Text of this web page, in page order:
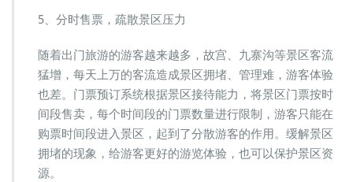
5、分时售票，疏散景区压力
随着出门旅游的游客越来越多，故宫、九寨沟等景区客流
猛增，每天上万的客流造成景区拥堵、管理难，游客体验
也差。门票预订系统根据景区接待能力，将景区门票按时
间段售卖，每个时间段的门票数量进行限制，游客只能在
购票时间段进入景区，起到了分散游客的作用。缓解景区
拥堵的现象，给游客更好的游览体验，也可以保护景区资
源。